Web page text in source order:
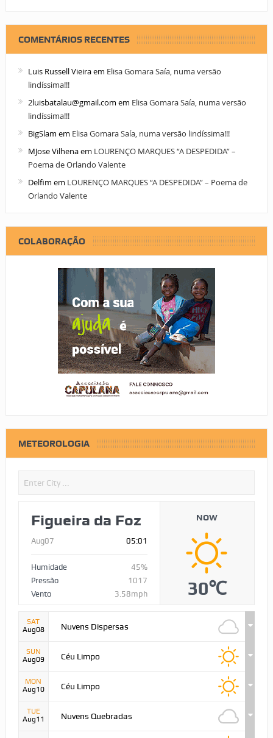
COMENTÁRIOS RECENTES
Luis Russell Vieiraem Elisa Gomara Saía, numa versão
lindíssima!!!
2luisbatalau@gmail.com em Elisa Gomara Saía, numa versão
lindíssima!!!
BigSlam em Elisa Gomara Saía, numa versão lindíssima!!!
MJose Vilhenaem LOURENÇO MARQUES “A DESPEDIDA” –
Poema de Orlando Valente
Delfim em LOURENÇO MARQUES “A DESPEDIDA” – Poema de
Orlando Valente
COLABORAÇÃO
METEOROLOGIA
Figueira da Foz
Aug07 05:01
Humidade
45%
Pressão
1017
Vento
3.58mph
NOW
30℃
SAT
Aug08
Nuvens Dispersas
SUN
Aug09
Céu Limpo
MON
Aug10
Céu Limpo
TUE
Aug11
Nuvens Quebradas